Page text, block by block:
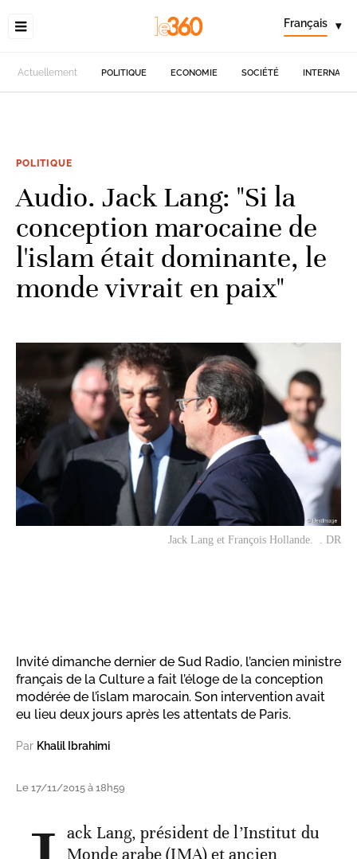
Français ▾
Actuellement POLITIQUE ECONOMIE SOCIÉTÉ
POLITIQUE
Audio. Jack Lang: "Si la
conception marocaine de
l'islam était dominante, le
monde vivrait en paix"
Jack Lang et François Hollande. . DR
Invité dimanche dernier de Sud Radio, l’ancien ministre
français de la Culture a fait l’éloge de la conception
modérée de l’islam marocain. Son intervention avait
eu lieu deux jours après les attentats de Paris.
Par Khalil Ibrahimi
Le 17/11/2015 à 18h59
ack Lang, président de l’Institut du
Monde arabe (IMA) et ancien